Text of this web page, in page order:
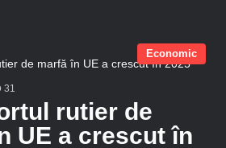
Economic
31
rutier de
UE a crescut în